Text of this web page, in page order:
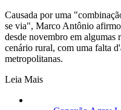
Causada por uma
se via", Marco Antônio
desde novembro em algumas
cenário rural, com uma falta
metropolitanas.
Leia Mais